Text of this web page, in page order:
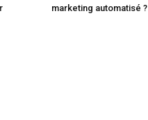
marketing automatisé ?